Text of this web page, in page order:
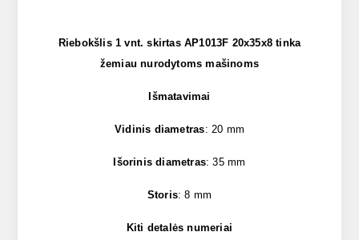
Riebokšlis 1 vnt. skirtas AP1013F 20x35x8 tinka
žemiau nurodytoms mašinoms
Išmatavimai
Vidinis diametras: 20 mm
Išorinis diametras: 35 mm
Storis: 8 mm
Kiti detalės numeriai